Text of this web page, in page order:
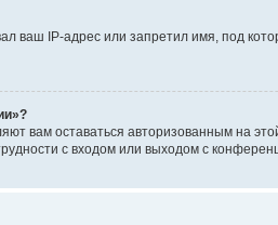
ваш IP-адрес или запретил имя, под
вам оставаться авторизованным на
с входом или выходом с